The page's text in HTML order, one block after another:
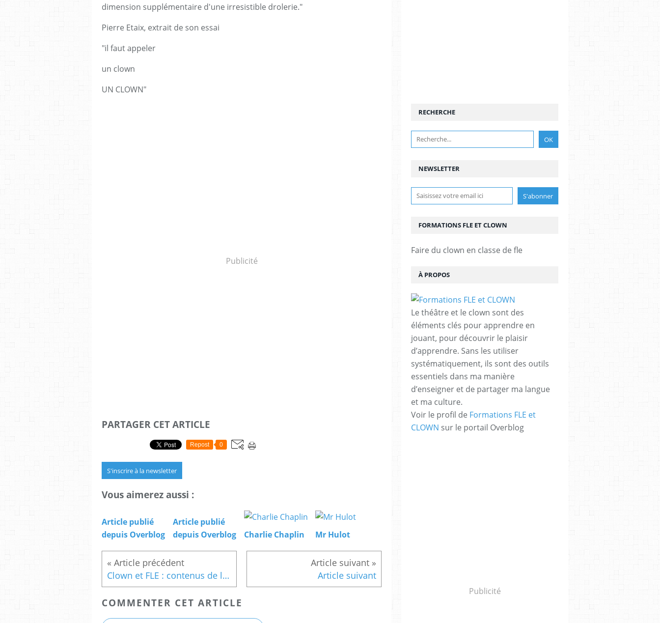
dimension supplémentaire d'une irresistible drolerie."
Pierre Etaix, extrait de son essai
"il faut appeler
un clown
UN CLOWN"
Publicité
PARTAGER CET ARTICLE
Repost 0
S'inscrire à la newsletter
Vous aimerez aussi :
Article publié
depuis Overblog
Article publié
depuis Overblog
Charlie Chaplin Mr Hulot
Clown et FLE : contenus de la formation Article suivant
COMMENTER CET ARTICLE
NEWSLETTER
RECHERCHE
FORMATIONS FLE ET CLOWN
Faire du clown en classe de fle
À PROPOS
Le théâtre et le clown sont des
éléments clés pour apprendre en
jouant, pour découvrir le plaisir
d’apprendre. Sans les utiliser
systématiquement, ils sont des outils
essentiels dans ma manière
d’enseigner et de partager ma langue
et ma culture.
Voir le profil de Formations FLE et
CLOWN sur le portail Overblog
Publicité